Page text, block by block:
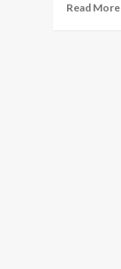
Read More